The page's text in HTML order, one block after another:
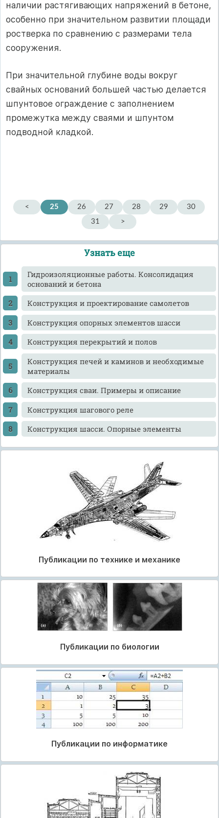
наличии растягивающих напряжений в бетоне,
особенно при значительном развитии площади
ростверка по сравнению с размерами тела
сооружения.
При значительной глубине воды вокруг
свайных оснований большей частью делается
шпунтовое ограждение с заполнением
промежутка между сваями и шпунтом
подводной кладкой.
< 25 26 27 28 29
30
31
>
Узнать еще
Гидроизоляционные работы. Консолидация
оснований и бетона
Конструкция и проектирование самолетов
Конструкция опорных элементов шасси
Конструкция перекрытий и полов
Конструкция печей и каминов и необходимые
материалы
Конструкция сваи. Примеры и описание
Конструкция шагового реле
Конструкция шасси. Опорные элементы
Публикации по технике и механике
Публикации по биологии
Публикации по информатике